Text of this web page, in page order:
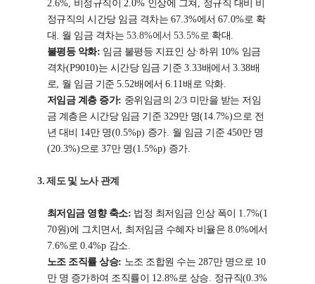
2.6%, 비정규직이 2.0% 인상에 그쳐 , 정규직 대비 비
정규직의 시간당 임금 격차는 67.3%에서67.0%로 확
대 . 월 임금 격차는 53.8%에서53.5%로 확대 .
불평등 악화: 임금 불평등 지표인 상·하위 10% 임금
격차(P9010)는 시간당 임금 기준 3.33배에서 3.38배
로, 월 임금 기준5.52배에서6.11배로 악화.
저임금 계층 증가: 중위임금의 2/3 미만을 받는 저임
금 계층은 시간당 임금 기준 329만 명(14.7%)으로 전
년 대비 14만 명(0.5%p) 증가. 월 임금 기준 450만 명
(20.3%)으로37만 명(1.5%p) 증가.
3.제도 및 노사 관계
최저임금 영향 축소: 법정 최저임금 인상 폭이 1.7%(1
70원)에 그치면서 , 최저임금 수혜자 비율은 8.0%에서
7.6%로 0.4%p 감소.
노조 조직률 상승: 노조 조합원 수는 287만 명으로 10
만 명 증가하여 조직률이 12.8%로 상승. 정규직(0.3%